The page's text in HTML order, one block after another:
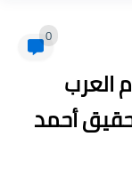
0
العرب
أحمد